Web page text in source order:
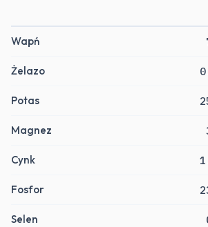
Wapń
Żelazo
Potas
Magnez
Cynk
Fosfor
Selen